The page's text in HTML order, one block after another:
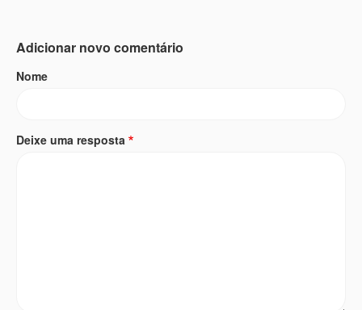
Adicionar novo comentário
Nome
Deixe uma resposta